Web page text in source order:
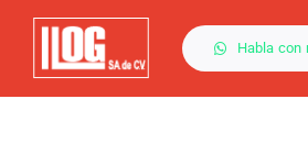
Saltar
contenido
Habla con